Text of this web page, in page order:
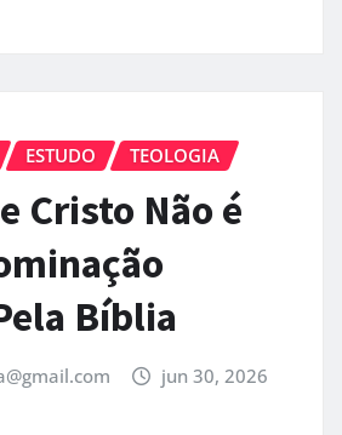
ESTUDO TEOLOGIA
Cristo Não é
Bíblia
jun 30, 2026